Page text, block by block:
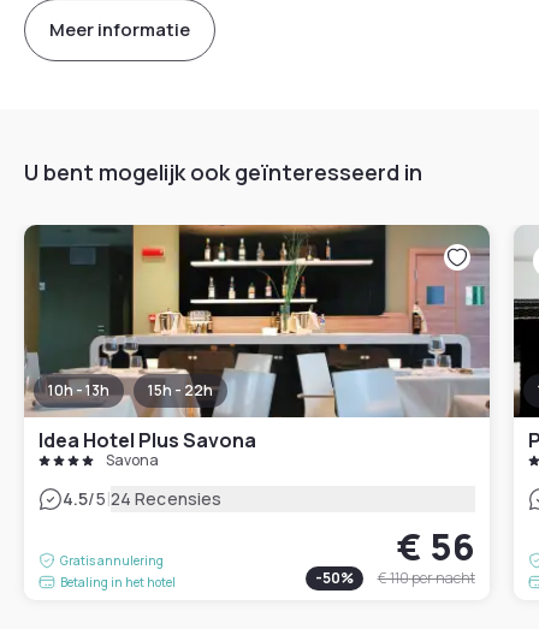
Meer informatie
U bent mogelijk ook geïnteresseerd in
10h - 13h 15h - 22h
Idea Hotel Plus Savona
Savona
4.5/5|24 Recensies
Gratis annulering
Betaling in het hotel
€ 56
-50% € 110per nacht